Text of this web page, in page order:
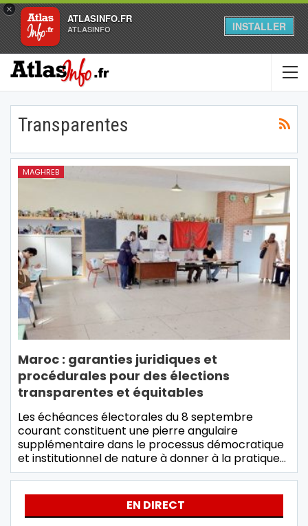
×
ATLASINFO.FR
ATLASINFO INSTALLER
Transparentes
MAGHREB
Maroc : garanties juridiques et
procédurales pour des élections
transparentes et équitables
Les échéances électorales du 8 septembre
courant constituent une pierre angulaire
supplémentaire dans le processus démocratique
et institutionnel de nature à donner à la pratique…
EN DIRECT